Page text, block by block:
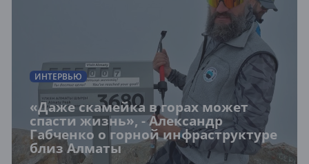
ИНТЕРВЬЮ
«Даже скамейка в горах может
спасти жизнь», - Александр
Габченко о горной инфраструктуре
близ Алматы